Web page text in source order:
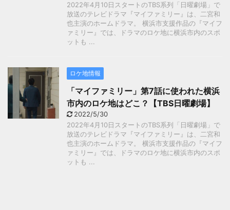
2022年4月10日スタートのTBS系列「日曜劇場」で
放送のテレビドラマ『マイファミリー』は、二宮和
也主演のホームドラマ。 横浜市支援作品の『マイフ
ァミリー』では、ドラマのロケ地に横浜市内のスポ
ットも ...
ロケ地情報
「マイファミリー」第7話に使われた横浜
市内のロケ地はどこ？【TBS日曜劇場】
2022/5/30
2022年4月10日スタートのTBS系列「日曜劇場」で
放送のテレビドラマ『マイファミリー』は、二宮和
也主演のホームドラマ。 横浜市支援作品の『マイフ
ァミリー』では、ドラマのロケ地に横浜市内のスポ
ットも ...